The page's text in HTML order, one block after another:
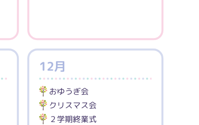
12月
おゆうぎ会
クリスマス会
２学期終業式